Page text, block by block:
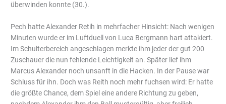
überwinden konnte (30.).
Pech hatte Alexander Retih in mehrfacher Hinsicht: Nach wenigen
Minuten wurde er im Luftduell von Luca Bergmann hart attakiert.
Im Schulterbereich angeschlagen merkte ihm jeder der gut 200
Zuschauer die nun fehlende Leichtigkeit an. Später lief ihm
Marcus Alexander noch unsanft in die Hacken. In der Pause war
Schluss für ihn. Doch was Reith noch mehr fuchsen wird: Er hatte
die größte Chance, dem Spiel eine andere Richtung zu geben,